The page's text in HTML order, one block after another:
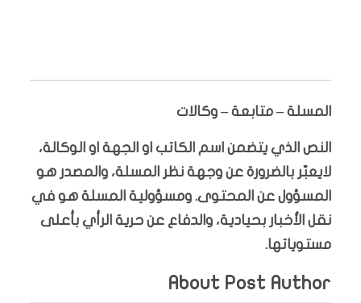
المسلة – متابعة – وكالات
النص الذي يتضمن اسم الكاتب او الجهة او الوكالة،
لايعبّر بالضرورة عن وجهة نظر المسلة، والمصدر هو
المسؤول عن المحتوى. ومسؤولية المسلة هو في
نقل الأخبار بحيادية، والدفاع عن حرية الرأي بأعلى
مستوياتها.
About Post Author